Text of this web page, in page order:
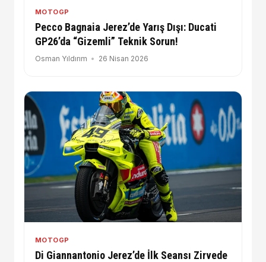
MOTOGP
Pecco Bagnaia Jerez’de Yarış Dışı: Ducati
GP26’da “Gizemli” Teknik Sorun!
Osman Yıldırım 26 Nisan 2026
MOTOGP
Di Giannantonio Jerez’de İlk Seansı Zirvede